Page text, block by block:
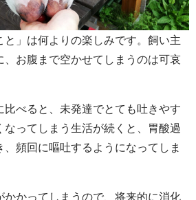
と」は何よりの楽しみです。飼い主
、お腹まで空かせてしまうのは可哀
比べると、未発達でとても吐きやす
なってしまう生活が続くと、胃酸過
頻回に嘔吐するようになってしま
かかってしまうので、将来的に消化